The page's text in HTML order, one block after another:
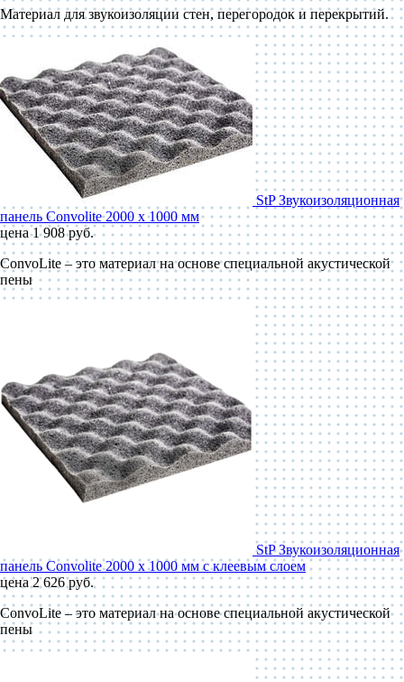
Материал для звукоизоляции стен, перегородок и перекрытий.
StP Звукоизоляционная
панель Convolite 2000 x 1000 мм
цена 1 908 руб.
ConvoLite – это материал на основе специальной акустической
пены
StP Звукоизоляционная
панель Convolite 2000 x 1000 мм с клеевым слоем
цена 2 626 руб.
ConvoLite – это материал на основе специальной акустической
пены